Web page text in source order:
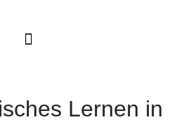
Lernen in